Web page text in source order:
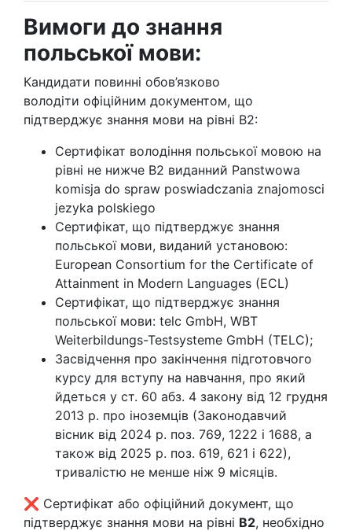
Вимоги до знання
польської мови:
Кандидати повинні обов’язково
володіти офіційним документом, що
підтверджує знання мови на рівні B2:
Сертифікат володіння польської мовою на
рівні не нижче В2 виданний Panstwowa
komisja do spraw poswiadczania znajomosci
jezyka polskiego
Сертифікат, що підтверджує знання
польської мови, виданий установою:
European Consortium for the Certificate of
Attainment in Modern Languages (ECL)
Сертифікат, що підтверджує знання
польської мови: telc GmbH, WBT
Weiterbildungs-Testsysteme GmbH (TELC);
Засвідчення про закінчення підготовчого
курсу для вступу на навчання, про який
йдеться у ст. 60 абз. 4 закону від 12 грудня
2013 р. про іноземців (Законодавчий
вісник від 2024 р. поз. 769, 1222 і 1688, а
також від 2025 р. поз. 619, 621 і 622),
тривалістю не менше ніж 9 місяців.
❌ Сертифікат або офіційний документ, що
підтверджує знання мови на рівні B2, необхідно